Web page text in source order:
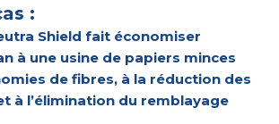
:
Shield fait économiser
à une usine de papiers minces
de fibres, à la réduction des
à l’élimination du remblayage